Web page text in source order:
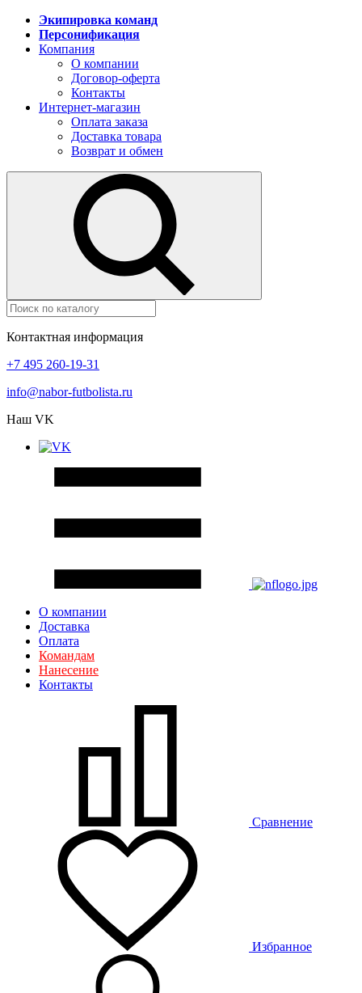
Экипировка команд
Персонификация
Компания
О компании
Договор-оферта
Контакты
Интернет-магазин
Оплата заказа
Доставка товара
Возврат и обмен
Контактная информация
+7 495 260-19-31
info@nabor-futbolista.ru
Наш VK
О компании
Доставка
Оплата
Командам
Нанесение
Контакты
Сравнение
Избранное